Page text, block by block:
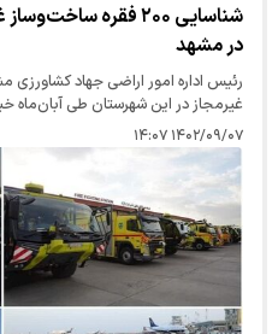
شناسایی ۲۰۰ فقره
در مشهد
غیرمجاز در این شهرستان طی آبان‌ماه
۱۴۰۲/۰۹/۰۷ ۱۴:۰۷